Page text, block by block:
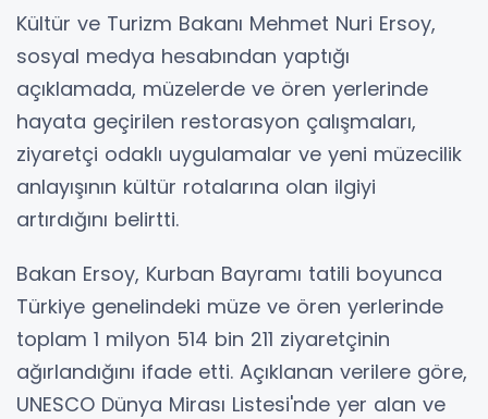
Kültür ve Turizm Bakanı Mehmet Nuri Ersoy,
sosyal medya hesabından yaptığı
açıklamada, müzelerde ve ören yerlerinde
hayata geçirilen restorasyon çalışmaları,
ziyaretçi odaklı uygulamalar ve yeni müzecilik
anlayışının kültür rotalarına olan ilgiyi
artırdığını belirtti.
Bakan Ersoy, Kurban Bayramı tatili boyunca
Türkiye genelindeki müze ve ören yerlerinde
toplam 1 milyon 514 bin 211 ziyaretçinin
ağırlandığını ifade etti. Açıklanan verilere göre,
UNESCO Dünya Mirası Listesi'nde yer alan ve